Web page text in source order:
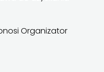
Organizator